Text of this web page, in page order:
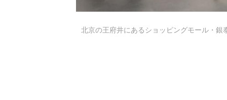
北京の王府井にあるショッピングモール・